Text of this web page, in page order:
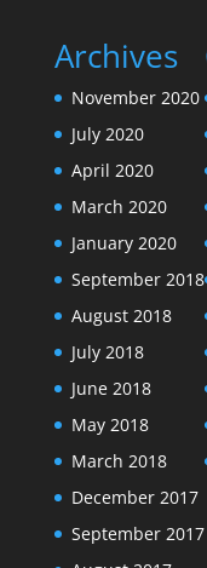
Archives
November 2020
July 2020
April 2020
March 2020
January 2020
September 2018
August 2018
July 2018
June 2018
May 2018
March 2018
December 2017
September 2017